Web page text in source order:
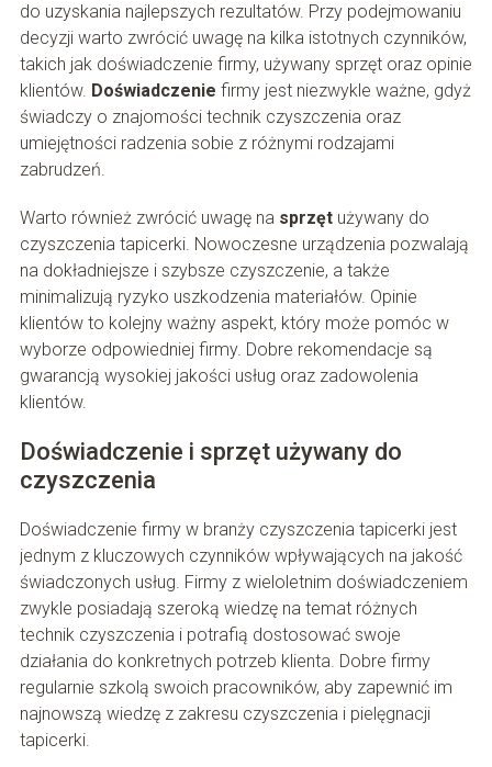
do uzyskania najlepszych rezultatów. Przy podejmowaniu
decyzji warto zwrócić uwagę na kilka istotnych czynników,
takich jak doświadczenie firmy, używany sprzęt oraz opinie
klientów. Doświadczenie firmy jest niezwykle ważne, gdyż
świadczy o znajomości technik czyszczenia oraz
umiejętności radzenia sobie z różnymi rodzajami
zabrudzeń.
Warto również zwrócić uwagę na sprzętużywany do
czyszczenia tapicerki. Nowoczesne urządzenia pozwalają
na dokładniejsze i szybsze czyszczenie, a także
minimalizują ryzyko uszkodzenia materiałów. Opinie
klientów to kolejny ważny aspekt, który może pomóc w
wyborze odpowiedniej firmy. Dobre rekomendacje są
gwarancją wysokiej jakości usług oraz zadowolenia
klientów.
Doświadczenie i sprzęt używany do
czyszczenia
Doświadczenie firmy w branży czyszczenia tapicerki jest
jednym z kluczowych czynników wpływających na jakość
świadczonych usług. Firmy z wieloletnim doświadczeniem
zwykle posiadają szeroką wiedzę na temat różnych
technik czyszczenia i potrafią dostosować swoje
działania do konkretnych potrzeb klienta. Dobre firmy
regularnie szkolą swoich pracowników, aby zapewnić im
najnowszą wiedzę z zakresu czyszczenia i pielęgnacji
tapicerki.